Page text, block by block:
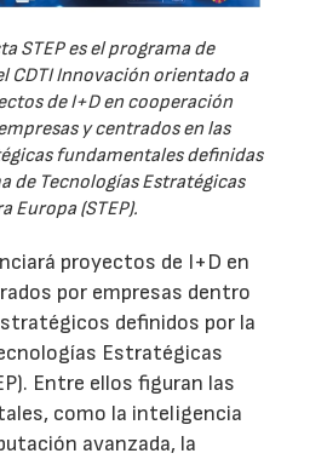
STEP es el programa de
CDTI Innovación orientado a
de I+D en cooperación
y centrados en las
fundamentales definidas
de Tecnologías Estratégicas
Europa (STEP).
proyectos de I+D en
por empresas dentro
definidos por la
Estratégicas
Entre ellos figuran las
como la inteligencia
avanzada, la